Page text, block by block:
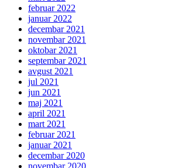
februar 2022
januar 2022
decembar 2021
novembar 2021
oktobar 2021
septembar 2021
avgust 2021
jul 2021
jun 2021
maj 2021
april 2021
mart 2021
februar 2021
januar 2021
decembar 2020